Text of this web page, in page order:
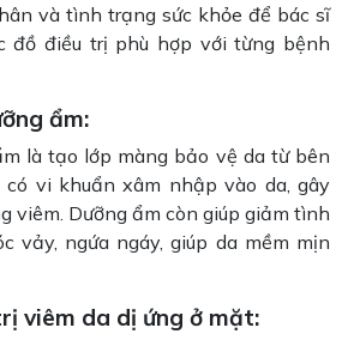
và tình trạng sức khỏe để bác sĩ
đồ điều trị phù hợp với từng bệnh
ẩm:
là tạo lớp màng bảo vệ da từ bên
có vi khuẩn xâm nhập vào da, gây
viêm. Dưỡng ẩm còn giúp giảm tình
vảy, ngứa ngáy, giúp da mềm mịn
viêm da dị ứng ở mặt: